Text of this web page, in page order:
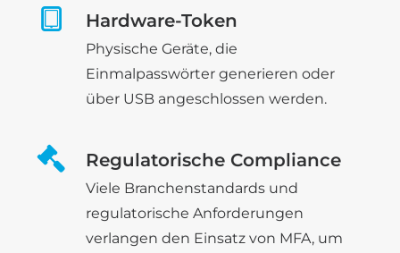
Hardware-Token
Physische Geräte, die
Einmalpasswörter generieren oder
über USB angeschlossen werden.
Regulatorische Compliance
Viele Branchenstandards und
regulatorische Anforderungen
verlangen den Einsatz von MFA, um